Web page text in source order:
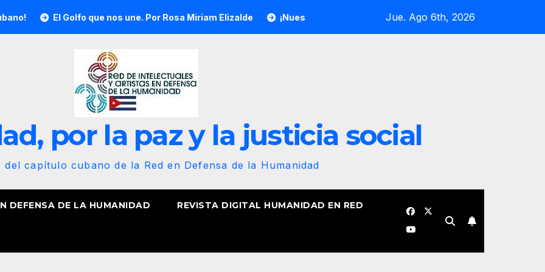
que nos une. Por Rosa Miriam Elizalde ¡Nuestra bandera revolucionaria no se plegará jamás! Por Bruno Rodríguez
Jue. Ago 6th, 2026
por la paz y la justicia social
del capítulo cubano de la Red en Defensa de la Humanidad
DEFENSA DE LA HUMANIDAD REVISTA DIGITAL HUMANIDAD EN RED